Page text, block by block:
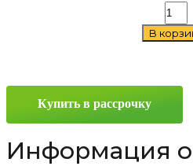
SUV
R17
В
Купить в рассрочку
Информация о